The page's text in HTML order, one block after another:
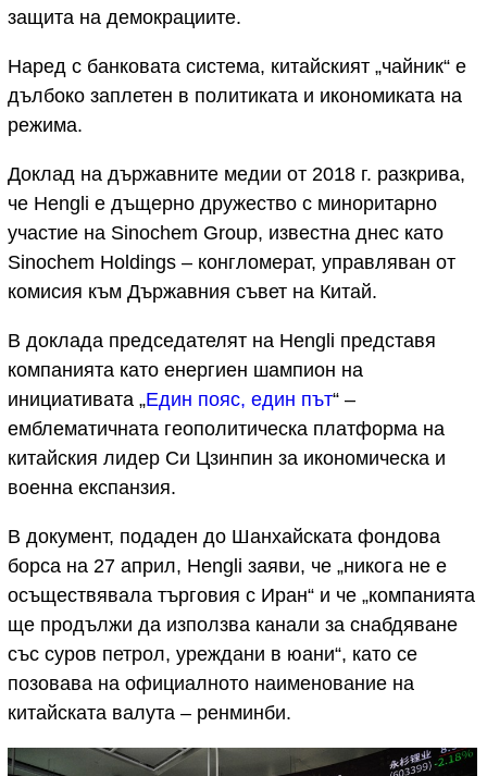
защита на демокрациите.
Наред с банковата система, китайският „чайник“ е
дълбоко заплетен в политиката и икономиката на
режима.
Доклад на държавните медии от 2018 г. разкрива,
че Hengli е дъщерно дружество с миноритарно
участие на Sinochem Group, известна днес като
Sinochem Holdings – конгломерат, управляван от
комисия към Държавния съвет на Китай.
В доклада председателят на Hengli представя
компанията като енергиен шампион на
инициативата „Един пояс, един път“ –
емблематичната геополитическа платформа на
китайския лидер Си Цзинпин за икономическа и
военна експанзия.
В документ, подаден до Шанхайската фондова
борса на 27 април, Hengli заяви, че „никога не е
осъществявала търговия с Иран“ и че „компанията
ще продължи да използва канали за снабдяване
със суров петрол, уреждани в юани“, като се
позовава на официалното наименование на
китайската валута – ренминби.